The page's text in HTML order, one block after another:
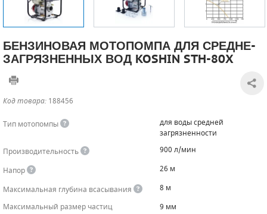
БЕНЗИНОВАЯ МОТОПОМПА ДЛЯ СРЕДНЕ-
ЗАГРЯЗНЕННЫХ ВОД KOSHIN STH-80X
Код товара: 188456
Тип мотопомпы
для воды средней
загрязненности
Производительность
900 л/мин
Напор
26 м
Максимальная глубина всасывания
8 м
Максимальный размер частиц
9 мм
САДОВАЯ ТЕХНИКА
ЧИЛЛЕРЫ
КОНТЕЙНЕРЫ ДЛЯ ОБОРУДОВАНИЯ
КАНАЛИЗАЦИОННЫЕ НАСОСЫ
БЕНЗИНОВЫЕ МОТОПОМПЫ
ДИЗЕЛЬНЫЕ МОТОПОМПЫ
ТАЛИ И ТЕЛЬФЕРЫ
ОСВЕТИТЕЛЬНЫЕ МАЧТЫ
ЛЕНТОЧНОПИЛЬНЫЕ СТАНКИ
КОНТРОЛЛЕРЫ (БЛОКИ УПРАВЛЕНИЯ)
ПРЕДОХРАНИТЕЛЬНЫЕ КЛАПАНЫ
ВПУСКНЫЕ КЛАПАНЫ
ОБРАТНЫЕ КЛАПАНЫ
КЛАПАНЫ МИНИМАЛЬНОГО ДАВЛЕНИЯ
РЕЛЕ ДАВЛЕНИЯ ДЛЯ ДЛЯ КОМПРЕССОРОВ
РУКАВА ВЫСОКОГО ДАВЛЕНИЯ (РВД)